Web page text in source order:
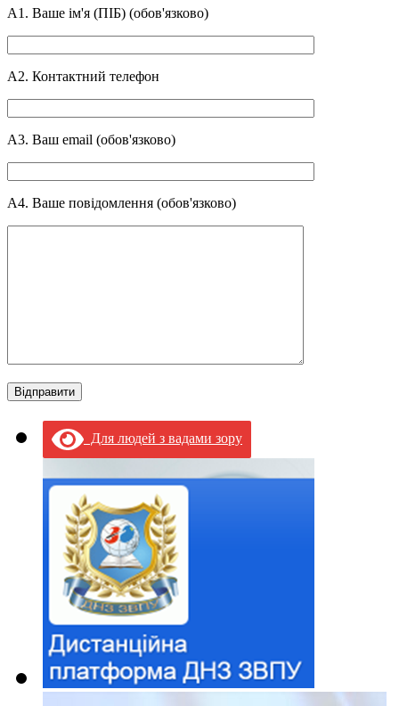
А1. Ваше ім'я (ПIБ) (обов'язково)
А2. Контактний телефон
А3. Ваш email (обов'язково)
А4. Ваше повідомлення (обов'язково)
Для людей з вадами зору